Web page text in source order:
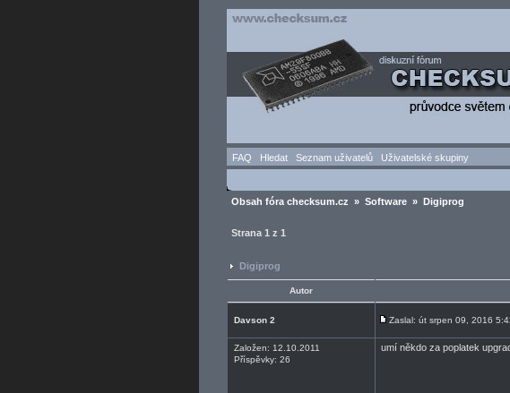
FAQ Hledat Seznam uživatelů Uživatelské skupiny
Obsah fóra checksum.cz » Software » Digiprog
Strana 1 z 1
Digiprog
Autor
Davson 2 Zaslal: út srpen 09, 2016
Založen: 12.10.2011
Příspěvky: 26
umí někdo za poplatek